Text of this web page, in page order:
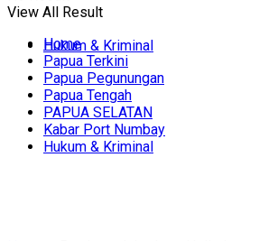
Hukum & Kriminal
View All Result
Home
Papua Terkini
Papua Pegunungan
Papua Tengah
PAPUA SELATAN
Kabar Port Numbay
Hukum & Kriminal